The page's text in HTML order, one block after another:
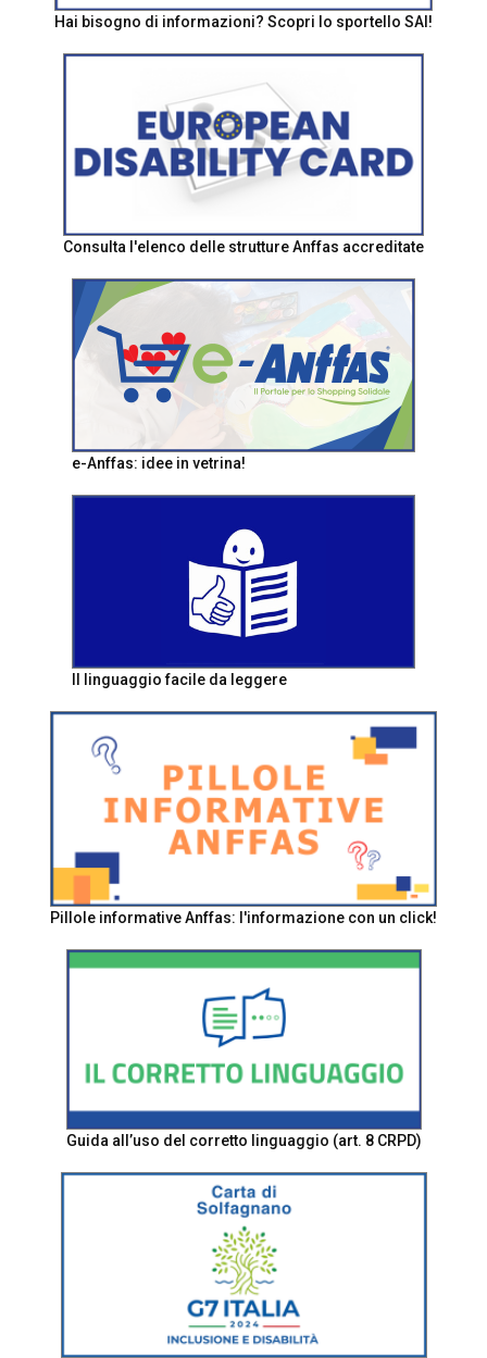
Hai bisogno di informazioni? Scopri lo sportello SAI!
Consulta l'elenco delle strutture Anffas accreditate
e-Anffas: idee in vetrina!
Il linguaggio facile da leggere
Pillole informative Anffas: l'informazione con un click!
Guida all’uso del corretto linguaggio (art. 8 CRPD)